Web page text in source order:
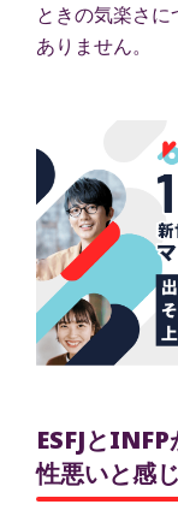
ときの気楽さ
ありません。
ESFJと
性悪いと感